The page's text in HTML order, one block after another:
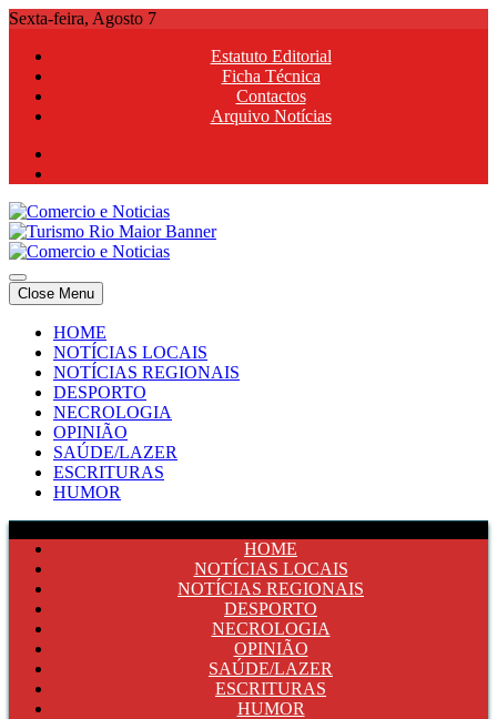
Skip
content
Sexta-feira, Agosto 7
Estatuto Editorial
Ficha Técnica
Contactos
Arquivo Notícias
Comercio e Noticias
Notícias e Publicidade Online
Comercio e Noticias
Notícias e Publicidade Online
Close Menu
HOME
NOTÍCIAS LOCAIS
NOTÍCIAS REGIONAIS
DESPORTO
NECROLOGIA
OPINIÃO
SAÚDE/LAZER
ESCRITURAS
HUMOR
HOME
NOTÍCIAS LOCAIS
NOTÍCIAS REGIONAIS
DESPORTO
NECROLOGIA
OPINIÃO
SAÚDE/LAZER
ESCRITURAS
HUMOR